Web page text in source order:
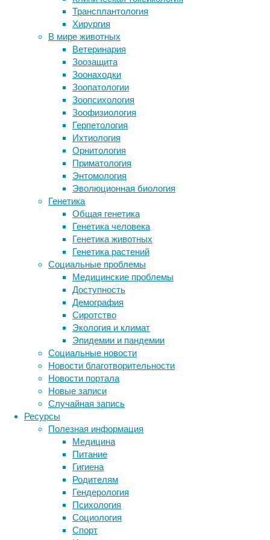
Трансплантология
Хирургия
В мире животных
Ветеринария
Зоозащита
Зоонаходки
Зоопатологии
Зоопсихология
Зоофизиология
Герпетология
Ихтиология
Орнитология
Приматология
Энтомология
Эволюционная биология
Генетика
Общая генетика
Генетика человека
Генетика животных
Генетика растений
Социальные проблемы
Медицинские проблемы
Доступность
Демография
Сиротство
Экология и климат
Эпидемии и пандемии
Социальные новости
Новости благотворительности
Новости портала
Новые записи
Случайная запись
Ресурсы
Полезная информация
Медицина
Питание
Гигиена
Родителям
Гендерология
Психология
Социология
Спорт
31/07/2020
здоровье,
инфекции,
медицина,
метаболизм,
питание,
продукты
Зеленый
кофе:
полезен
при
похудении
и
для
печени
Зеленый
кофе
—
ценный
способствующий
похудению,
полезный
для
печени,
а
также
помогающий
убивать
Steam
Подбородок есть только у Homo
sapiens, и это случайность эволюции
В мозге приматов обнаружили
особый тип нейронов
Куда направлена клеточная
миграция
Следите за новостями
Метки